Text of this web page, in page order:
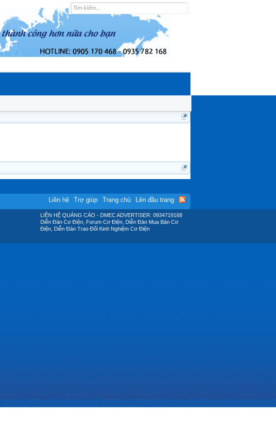
Liên hệ Trợ giúp Trang chủ Lên đầu trang
LIÊN HỆ QUẢNG CÁO - DMEC ADVERTISER: 0934719168
Diễn Đàn Cơ Điện, Forum Cơ Điện, Diễn Đàn Mua Bán Cơ
Điện, Diễn Đàn Trao Đổi Kinh Nghiệm Cơ Điện